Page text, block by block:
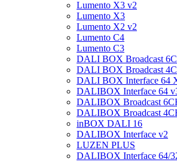
Lumento X3 v2
Lumento X3
Lumento X2 v2
Lumento C4
Lumento C3
DALI BOX Broadcast
DALI BOX Broadcast
DALI BOX Interface 64
DALIBOX Interface 64
DALIBOX Broadcast
DALIBOX Broadcast
inBOX DALI 16
DALIBOX Interface v2
LUZEN PLUS
DALIBOX Interface 64/